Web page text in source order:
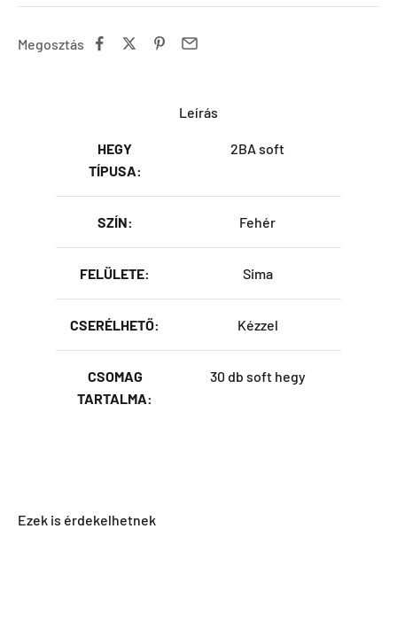
Megosztás
Leírás
HEGY
TÍPUSA:
2BA soft
SZÍN: Fehér
FELÜLETE: Sima
CSERÉLHETŐ: Kézzel
CSOMAG
TARTALMA:
30 db soft hegy